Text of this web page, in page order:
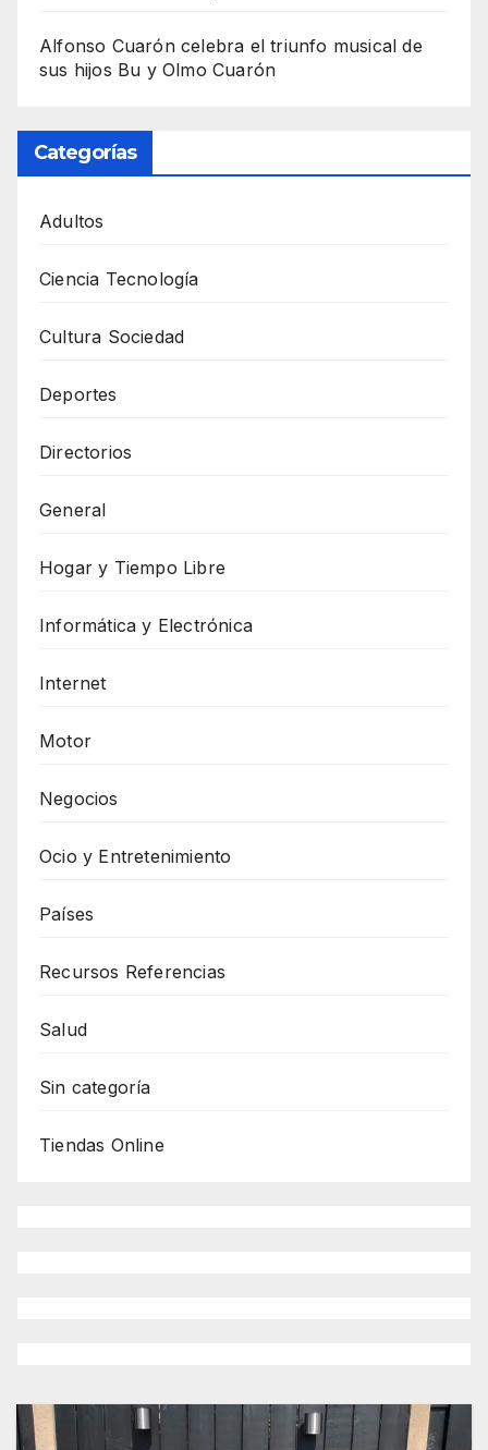
Alfonso Cuarón celebra el triunfo musical de
sus hijos Bu y Olmo Cuarón
Categorías
Adultos
Ciencia Tecnología
Cultura Sociedad
Deportes
Directorios
General
Hogar y Tiempo Libre
Informática y Electrónica
Internet
Motor
Negocios
Ocio y Entretenimiento
Países
Recursos Referencias
Salud
Sin categoría
Tiendas Online